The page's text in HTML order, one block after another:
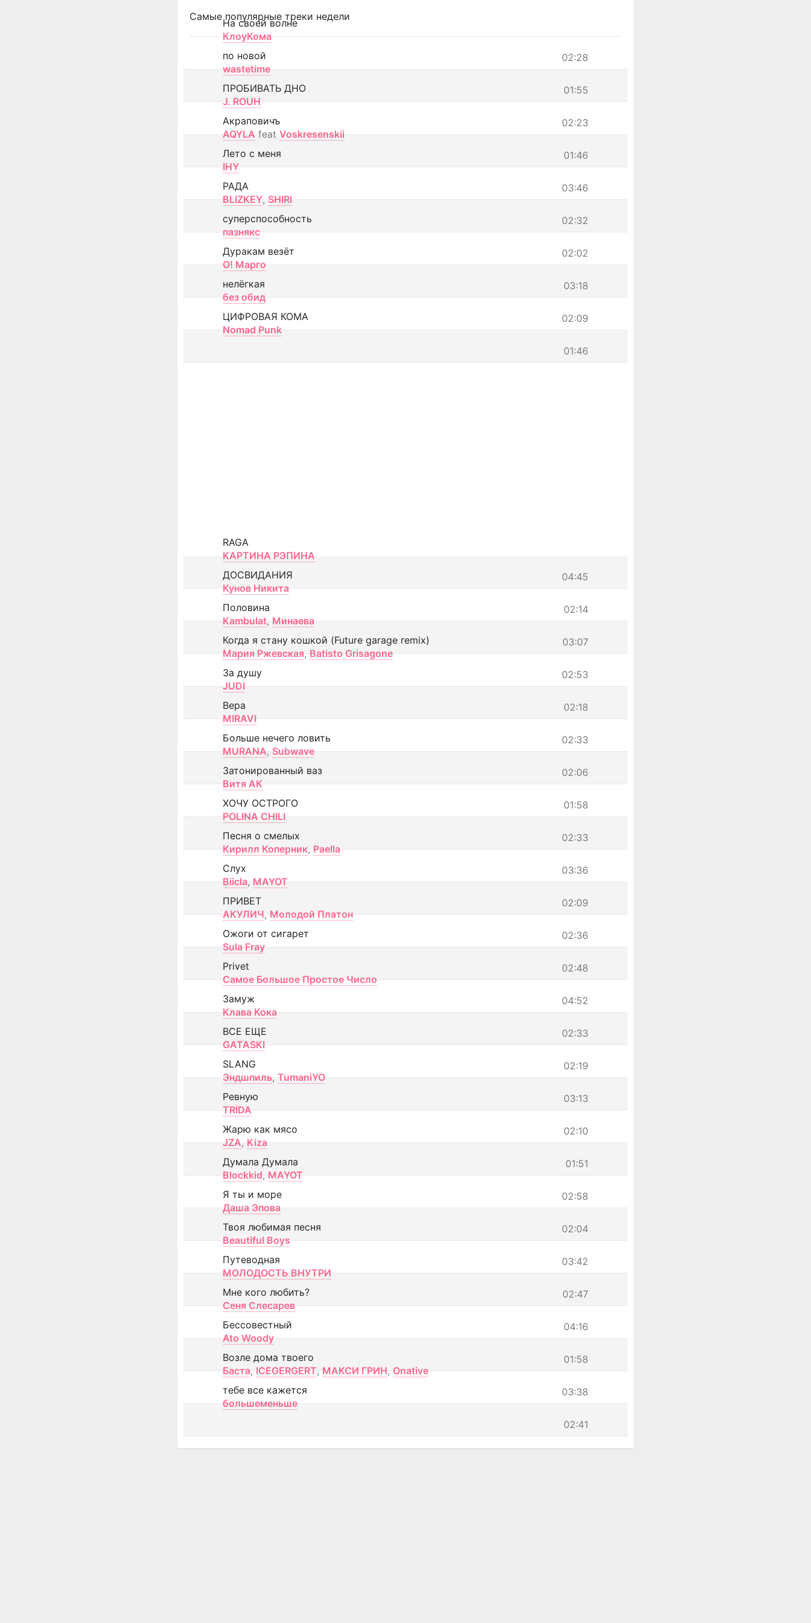
Самые популярные треки недели
На своей волне
КлоуКома
02:28
по новой
wastetime
01:55
ПРОБИВАТЬ ДНО
J. ROUH
02:23
Акраповичъ
AQYLA feat Voskresenskii
01:46
Лето с меня
IHY
03:46
РАДА
BLIZKEY, SHIRI
02:32
суперспособность
пазнякс
02:02
Дуракам везёт
О! Марго
03:18
нелёгкая
без обид
02:09
ЦИФРОВАЯ КОМА
Nomad Punk
01:46
RAGA
КАРТИНА РЭПИНА
04:45
ДОСВИДАНИЯ
Кунов Никита
02:14
Половина
Kambulat, Минаева
03:07
Когда я стану кошкой (Future garage remix)
Мария Ржевская, Batisto Grisagone
02:53
За душу
JUDI
02:18
Вера
MIRAVI
02:33
Больше нечего ловить
MURANA, Subwave
02:06
Затонированный ваз
Витя АК
01:58
ХОЧУ ОСТРОГО
POLINA CHILI
02:33
Песня о смелых
Кирилл Коперник, Paella
03:36
Слух
Biicla, MAYOT
02:09
ПРИВЕТ
АКУЛИЧ, Молодой Платон
02:36
Ожоги от сигарет
Sula Fray
02:48
Privet
Самое Большое Простое Число
04:52
Замуж
Клава Кока
02:33
ВСЕ ЕЩЕ
GATASKI
02:19
SLANG
Эндшпиль, TumaniYO
03:13
Ревную
TRIDA
02:10
Жарю как мясо
JZA, Kiza
01:51
Думала Думала
Blockkid, MAYOT
02:58
Я ты и море
Даша Эпова
02:04
Твоя любимая песня
Beautiful Boys
03:42
Путеводная
МОЛОДОСТЬ ВНУТРИ
02:47
Мне кого любить?
Сеня Слесарев
04:16
Бессовестный
Ato Woody
01:58
Возле дома твоего
Баста, ICEGERGERT, МАКСИ ГРИН, Onative
03:38
тебе все кажется
большеменьше
02:41